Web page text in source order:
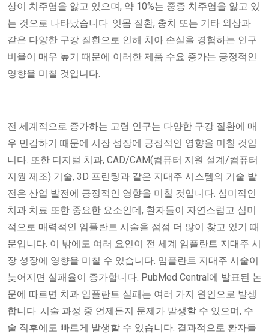
상이 치주염을 앓고 있으며, 약 10%는 중증 치주염을 앓고 있
는 것으로 나타났습니다. 잇몸 질환, 충치 또는 기타 외상과
같은 다양한 구강 질환으로 인해 치아 손실을 경험하는 인구
비율이 매우 높기 때문에 이러한 제품 수요 증가는 긍정적인
영향을 미칠 것입니다.
전 세계적으로 증가하는 고령 인구는 다양한 구강 질환에 매
우 민감하기 때문에 시장 성장에 긍정적인 영향을 미칠 것입
니다. 또한 디지털 치과, CAD/CAM(컴퓨터 지원 설계/컴퓨터
지원 제조) 기술, 3D 프린팅과 같은 지대주 시스템의 기술 발
전은 산업 발전에 긍정적인 영향을 미칠 것입니다. 심미적인
치과 치료 또한 중요한 요소인데, 환자들이 자연스럽고 심미
적으로 매력적인 임플란트 시술을 점점 더 많이 찾고 있기 때
문입니다. 이 밖에도 여러 요인이 전 세계 임플란트 지대주 시
장 성장에 영향을 미칠 수 있습니다. 임플란트 지대주 시술이
늦어지면 실패율이 증가합니다. PubMed Central에 발표된 논
문에 따르면 치과 임플란트 실패는 여러 가지 원인으로 발생
합니다. 시술 과정 중 언제든지 문제가 발생할 수 있으며, 수
술 직후에도 빠르게 발생할 수 있습니다. 결과적으로 환자들